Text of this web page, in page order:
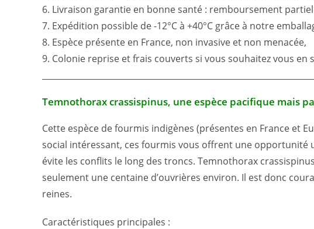
6. Livraison garantie en bonne santé : remboursement
7. Expédition possible de -12°C à +40°C grâce à notre
8. Espèce présente en France, non invasive et non menacée,
9. Colonie reprise et frais couverts si vous souhaitez vous en
Temnothorax crassispinus, une espèce pacifique mais
Cette espèce de fourmis indigènes (présentes en France
social intéressant, ces fourmis vous offrent une opportunité
évite les conflits le long des troncs. Temnothorax
seulement une centaine d’ouvrières environ. Il est donc
reines.
Caractéristiques principales :